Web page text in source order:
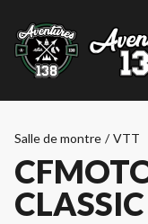
Salle de montre / VTT